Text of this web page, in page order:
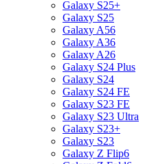
Galaxy S25+
Galaxy S25
Galaxy A56
Galaxy A36
Galaxy A26
Galaxy S24 Plus
Galaxy S24
Galaxy S24 FE
Galaxy S23 FE
Galaxy S23 Ultra
Galaxy S23+
Galaxy S23
Galaxy Z Flip6